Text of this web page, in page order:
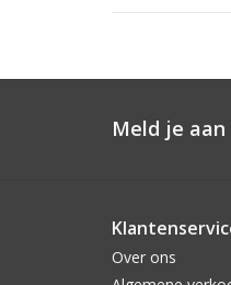
Meld je
Over ons